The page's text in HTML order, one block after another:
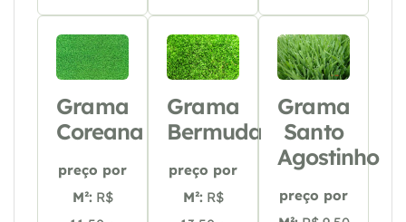
Grama
Coreana
preço por
M²: R$
Grama
Bermuda
preço por
M²: R$
Grama
Santo
Agostinho
preço por